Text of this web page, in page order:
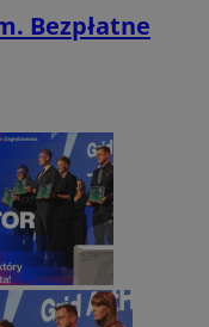
Bezpłatne